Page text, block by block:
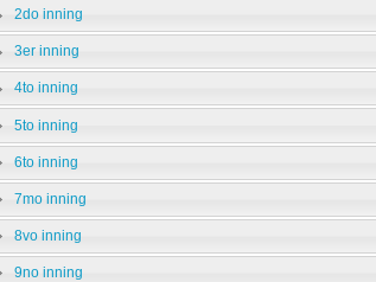
2do inning
3er inning
4to inning
5to inning
6to inning
7mo inning
8vo inning
9no inning